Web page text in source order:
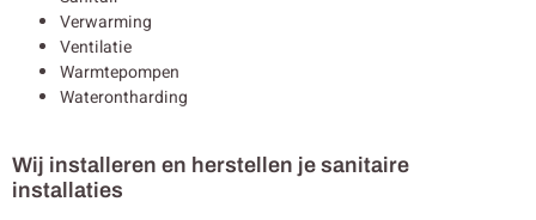
Verwarming
Ventilatie
Warmtepompen
Waterontharding
Wij installeren en herstellen je sanitaire
installaties